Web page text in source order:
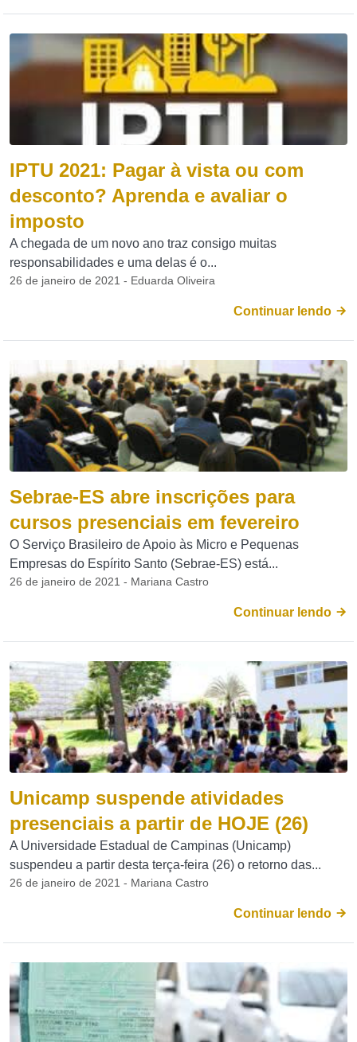
IPTU 2021: Pagar à vista ou com
desconto? Aprenda e avaliar o
imposto
A chegada de um novo ano traz consigo muitas
responsabilidades e uma delas é o...
26 de janeiro de 2021 - Eduarda Oliveira
Continuar lendo
Sebrae-ES abre inscrições para
cursos presenciais em fevereiro
O Serviço Brasileiro de Apoio às Micro e Pequenas
Empresas do Espírito Santo (Sebrae-ES) está...
26 de janeiro de 2021 - Mariana Castro
Continuar lendo
Unicamp suspende atividades
presenciais a partir de HOJE (26)
A Universidade Estadual de Campinas (Unicamp)
suspendeu a partir desta terça-feira (26) o retorno das...
26 de janeiro de 2021 - Mariana Castro
Continuar lendo